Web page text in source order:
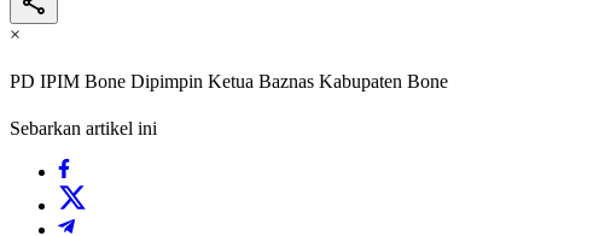
×
PD IPIM Bone Dipimpin Ketua Baznas Kabupaten Bone
Sebarkan artikel ini